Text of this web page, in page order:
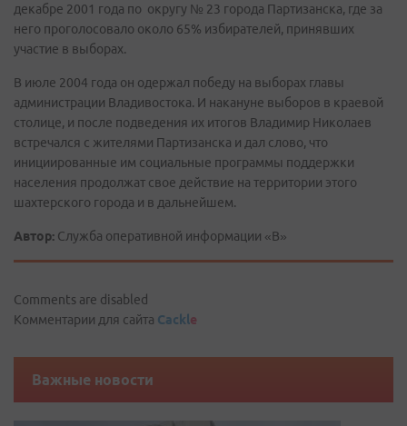
декабре 2001 года по округу № 23 города Партизанска, где за
него проголосовало около 65% избирателей, принявших
участие в выборах.
В июле 2004 года он одержал победу на выборах главы
администрации Владивостока. И накануне выборов в краевой
столице, и после подведения их итогов Владимир Николаев
встречался с жителями Партизанска и дал слово, что
инициированные им социальные программы поддержки
населения продолжат свое действие на территории этого
шахтерского города и в дальнейшем.
Автор: Служба оперативной информации «В»
Comments are disabled
Комментарии для сайта Cackle
Важные новости